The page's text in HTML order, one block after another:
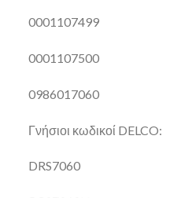
0001107499
0001107500
0986017060
Γνήσιοι κωδικοί DELCO:
DRS7060